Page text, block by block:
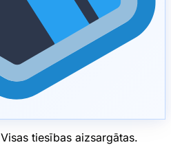
Visas tiesības aizsargātas.